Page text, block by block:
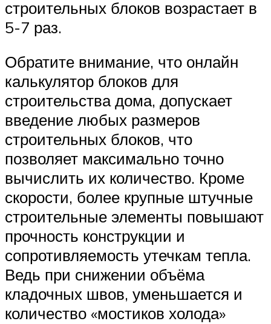
строительных блоков возрастает в
5-7 раз.
Обратите внимание, что онлайн
калькулятор блоков для
строительства дома, допускает
введение любых размеров
строительных блоков, что
позволяет максимально точно
вычислить их количество. Кроме
скорости, более крупные штучные
строительные элементы повышают
прочность конструкции и
сопротивляемость утечкам тепла.
Ведь при снижении объёма
кладочных швов, уменьшается и
количество «мостиков холода»